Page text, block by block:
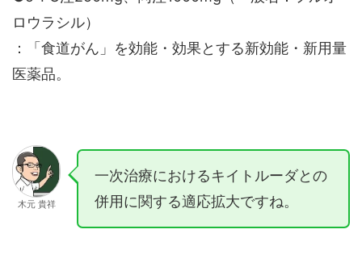
ロウラシル）
：「食道がん」を効能・効果とする新効能・新用量
医薬品。
木元 貴祥
一次治療におけるキイトルーダとの
併用に関する適応拡大ですね。